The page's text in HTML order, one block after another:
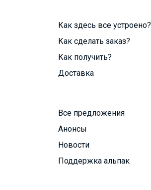
Как здесь все устроено?
Как сделать заказ?
Как получить?
Доставка
Все предложения
Анонсы
Новости
Поддержка альпак